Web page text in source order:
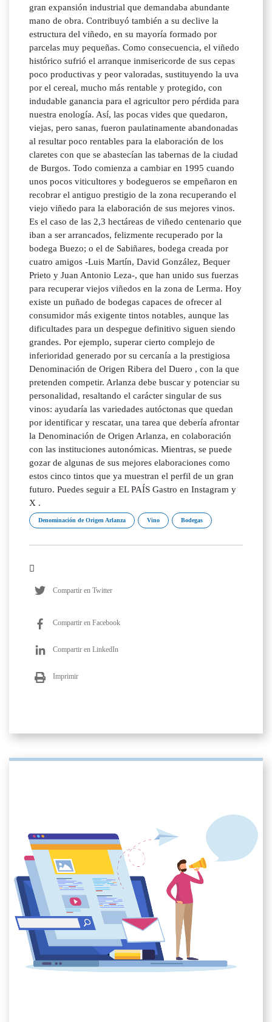
gran expansión industrial que demandaba abundante
mano de obra. Contribuyó también a su declive la
estructura del viñedo, en su mayoría formado por
parcelas muy pequeñas. Como consecuencia, el viñedo
histórico sufrió el arranque inmisericorde de sus cepas
poco productivas y peor valoradas, sustituyendo la uva
por el cereal, mucho más rentable y protegido, con
indudable ganancia para el agricultor pero pérdida para
nuestra enología. Así, las pocas vides que quedaron,
viejas, pero sanas, fueron paulatinamente abandonadas
al resultar poco rentables para la elaboración de los
claretes con que se abastecían las tabernas de la ciudad
de Burgos. Todo comienza a cambiar en 1995 cuando
unos pocos viticultores y bodegueros se empeñaron en
recobrar el antiguo prestigio de la zona recuperando el
viejo viñedo para la elaboración de sus mejores vinos.
Es el caso de las 2,3 hectáreas de viñedo centenario que
iban a ser arrancados, felizmente recuperado por la
bodega Buezo; o el de Sabiñares, bodega creada por
cuatro amigos -Luis Martín, David González, Bequer
Prieto y Juan Antonio Leza-, que han unido sus fuerzas
para recuperar viejos viñedos en la zona de Lerma. Hoy
existe un puñado de bodegas capaces de ofrecer al
consumidor más exigente tintos notables, aunque las
dificultades para un despegue definitivo siguen siendo
grandes. Por ejemplo, superar cierto complejo de
inferioridad generado por su cercanía a la prestigiosa
Denominación de Origen Ribera del Duero , con la que
pretenden competir. Arlanza debe buscar y potenciar su
personalidad, resaltando el carácter singular de sus
vinos: ayudaría las variedades autóctonas que quedan
por identificar y rescatar, una tarea que debería afrontar
la Denominación de Origen Arlanza, en colaboración
con las instituciones autonómicas. Mientras, se puede
gozar de algunas de sus mejores elaboraciones como
estos cinco tintos que ya muestran el perfil de un gran
futuro. Puedes seguir a EL PAÍS Gastro en Instagram y
X .
Denominación de Origen Arlanza Vino Bodegas
Compartir en Twitter
Compartir en Facebook
Compartir en LinkedIn
Imprimir